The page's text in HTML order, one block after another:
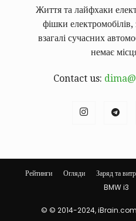
Життя та лайфхаки
фішки електромобілів,
взагалі сучасних
немає
Contact us:
Рейтинги Огляди Заряд та
BMW i3
© © 2014-2024,